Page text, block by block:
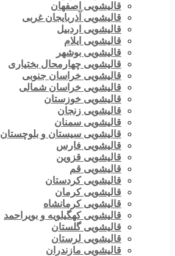
قالیشویی اصفهان
قالیشویی آذربایجان غربی
قالیشویی اردبیل
قالیشویی ایلام
قالیشویی بوشهر
قالیشویی چهارمحال بختیاری
قالیشویی خراسان جنوبی
قالیشویی خراسان شمالی
قالیشویی خوزستان
قالیشویی زنجان
قالیشویی سمنان
قالیشویی سیستان و بلوچستان
قالیشویی فارس
قالیشویی قزوین
قالیشویی قم
قالیشویی کردستان
قالیشویی کرمان
قالیشویی کرمانشاه
قالیشویی کهگیلویه و بویراحمد
قالیشویی گلستان
قالیشویی لرستان
قالیشویی مازندران